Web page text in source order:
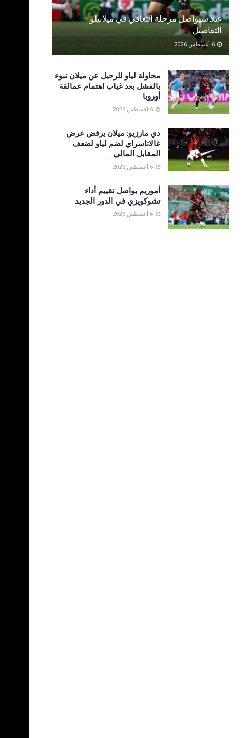
غيلا سيواصل مرحلة التعافي في ميلانيلو –
التفاصيل
محاولة لياو للرحيل عن ميلان تبوء
بالفشل بعد غياب اهتمام عمالقة
أوروبا
دي مارزيو: ميلان يرفض عرض
غالاتاسراي لضم لياو لضعف
المقابل المالي
أموريم يواصل تقييم أداء
تشوكويزي في الدور الجديد